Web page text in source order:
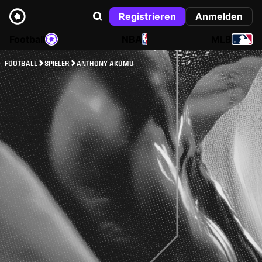
Registrieren
Anmelden
NBA
FOOTBALL SPIELER ANTHONY AKUMU